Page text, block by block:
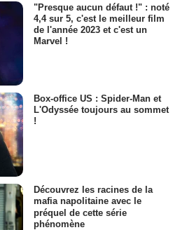
"Presque aucun défaut !" : noté
4,4 sur 5, c'est le meilleur film
de l'année 2023 et c'est un
Marvel !
Box-office US : Spider-Man et
L'Odyssée toujours au sommet
!
Découvrez les racines de la
mafia napolitaine avec le
préquel de cette série
phénomène